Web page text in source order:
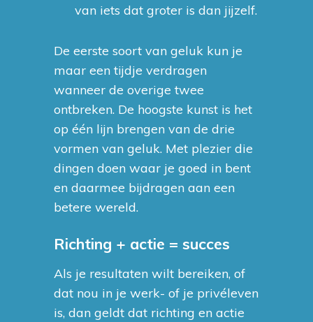
van iets dat groter is dan jijzelf.
De eerste soort van geluk kun je
maar een tijdje verdragen
wanneer de overige twee
ontbreken. De hoogste kunst is het
op één lijn brengen van de drie
vormen van geluk. Met plezier die
dingen doen waar je goed in bent
en daarmee bijdragen aan een
betere wereld.
Richting + actie = succes
Als je resultaten wilt bereiken, of
dat nou in je werk- of je privéleven
is, dan geldt dat richting en actie